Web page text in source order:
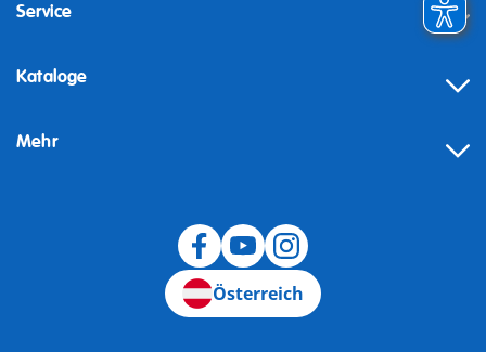
Service
Kataloge
Mehr
Österreich